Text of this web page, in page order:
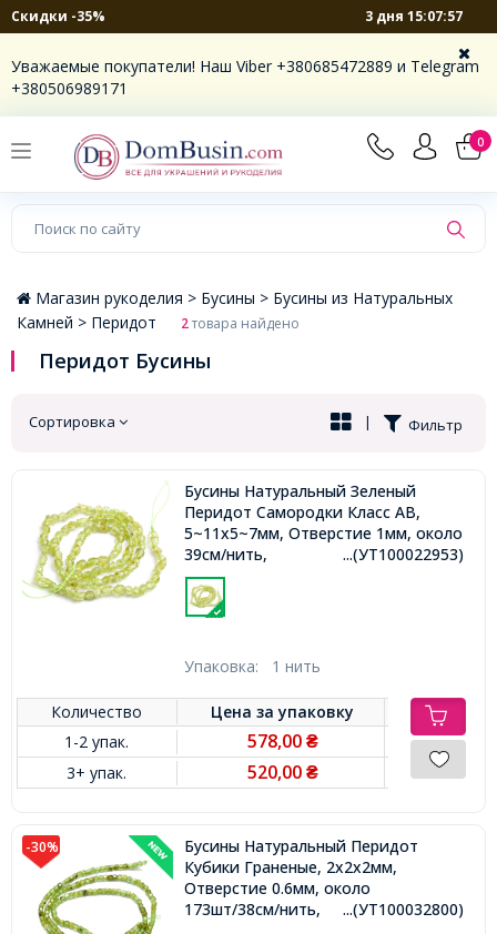
Скидки -35% 3 дня 15:07:57
Уважаемые покупатели! Наш Viber +380685472889 и Telegram
+380506989171
0
×
Магазин рукоделия > Бусины > Бусины из Натуральных
Камней > Перидот 2товара найдено
Перидот Бусины
Сортировка Фильтр
|
Бусины Натуральный Зеленый
Перидот Самородки Класс АВ,
5~11х5~7мм, Отверстие 1мм, около
39см/нить,
...(УТ100022953)
Упаковка: 1 нить
Количество Цена заупаковку
1-2 упак.
578,00 ₴
3+ упак. 520,00 ₴
-30%
Бусины Натуральный Перидот
Кубики Граненые, 2х2х2мм,
Отверстие 0.6мм, около
173шт/38см/нить,
...(УТ100032800)